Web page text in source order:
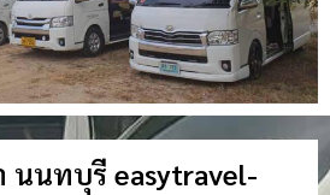
นนทบุรี easytravel-